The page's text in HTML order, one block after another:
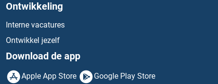
Ontwikkeling
Interne vacatures
Ontwikkel jezelf
Download de app
Apple App Store Google Play Store